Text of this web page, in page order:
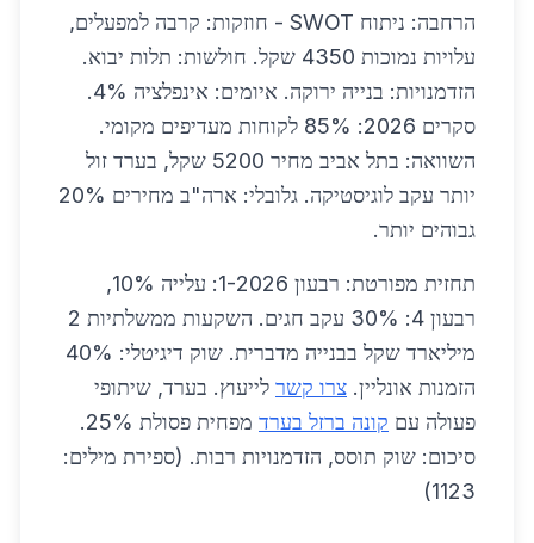
הרחבה: ניתוח SWOT - חוזקות: קרבה למפעלים,
עלויות נמוכות 4350 שקל. חולשות: תלות יבוא.
הזדמנויות: בנייה ירוקה. איומים: אינפלציה 4%.
סקרים 2026: 85% לקוחות מעדיפים מקומי.
השוואה: בתל אביב מחיר 5200 שקל, בערד זול
יותר עקב לוגיסטיקה. גלובלי: ארה"ב מחירים 20%
גבוהים יותר.
תחזית מפורטת: רבעון 1-2026: עלייה 10%,
רבעון 4: 30% עקב חגים. השקעות ממשלתיות 2
מיליארד שקל בבנייה מדברית. שוק דיגיטלי: 40%
הזמנות אונליין. צרו קשר לייעוץ. בערד, שיתופי
פעולה עם קונה ברזל בערד
מפחית פסולת 25%.
סיכום: שוק תוסס, הזדמנויות רבות. (ספירת מילים:
1123)